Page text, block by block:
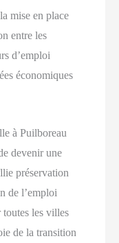
mise en place
entre les
d’emploi
économiques
à Puilboreau
devenir une
préservation
de l’emploi
les villes
de la transition